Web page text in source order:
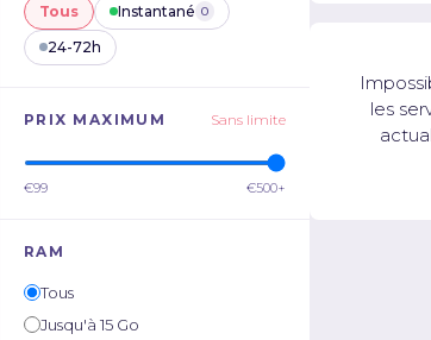
Tous Instantané 0
24-72h
PRIX MAXIMUM Sans limite
€99 €500+
RAM
Tous
Jusqu'à 15 Go
les